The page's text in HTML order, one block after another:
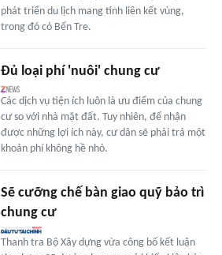
phát triển du lịch mang tính liên kết vùng,
trong đó có Bến Tre.
Đủ loại phí 'nuôi' chung cư
Các dịch vụ tiện ích luôn là ưu điểm của chung
cư so với nhà mặt đất. Tuy nhiên, để nhận
được những lợi ích này, cư dân sẽ phải trả một
khoản phí không hề nhỏ.
Sẽ cưỡng chế bàn giao quỹ bảo trì
chung cư
Thanh tra Bộ Xây dựng vừa công bố kết luận